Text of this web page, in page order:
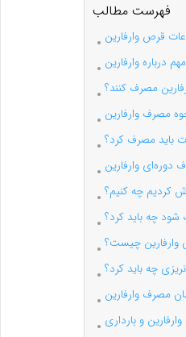
فهرست مطالب
قرص وارفارین
درباره وارفارین
مصرف کنند؟
مصرف وارفارین
باید مصرف کرد؟
دوره‌ای وارفارین
کردیم چه کنیم؟
شود چه باید کرد؟
وارفارین چیست؟
چه باید کرد؟
مصرف وارفارین
وارفارین و بارداری